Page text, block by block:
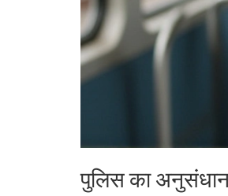
पुलिस का